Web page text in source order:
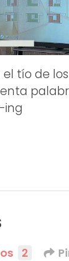
tío de los
ing
2